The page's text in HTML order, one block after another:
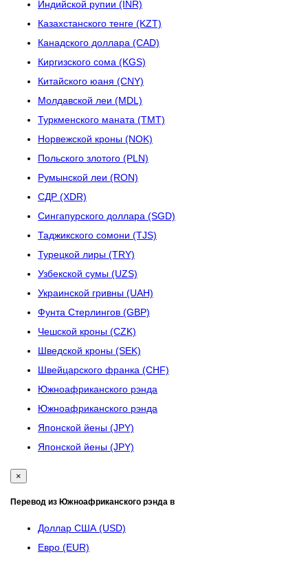
Индийской рупии (INR)
Казахстанского тенге (KZT)
Канадского доллара (CAD)
Киргизского сома (KGS)
Китайского юаня (CNY)
Молдавской леи (MDL)
Туркменского маната (TMT)
Норвежской кроны (NOK)
Польского злотого (PLN)
Румынской леи (RON)
СДР (XDR)
Сингапурского доллара (SGD)
Таджикского сомони (TJS)
Турецкой лиры (TRY)
Узбекской сумы (UZS)
Украинской гривны (UAH)
Фунта Стерлингов (GBP)
Чешской кроны (CZK)
Шведской кроны (SEK)
Швейцарского франка (CHF)
Южноафриканского рэнда
Южноафриканского рэнда
Японской йены (JPY)
Японской йены (JPY)
×
Перевод из Южноафриканского рэнда в
Доллар США (USD)
Евро (EUR)